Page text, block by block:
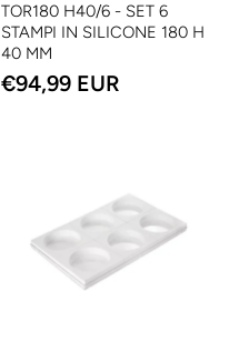
TOR180 H40/6 - SET 6
STAMPI IN SILICONE 180 H
40 MM
€94,99 EUR